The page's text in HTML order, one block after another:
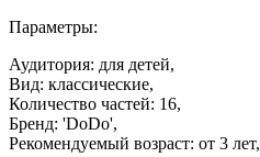
Параметры:
Аудитория: для детей,
Вид: классические,
Количество частей: 16,
Бренд: 'DoDo',
Рекомендуемый возраст: от 3 лет,